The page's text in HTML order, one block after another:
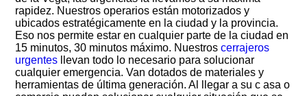
rapidez. Nuestros operarios están motorizados y
ubicados estratégicamente en la ciudad y la provincia.
Eso nos permite estar en cualquier parte de la ciudad en
15 minutos, 30 minutos máximo. Nuestroscerrajeros
urgentes llevan todo lo necesario para solucionar
cualquier emergencia. Van dotados de materiales y
herramientas de última generación. Al llegar a su c asa o